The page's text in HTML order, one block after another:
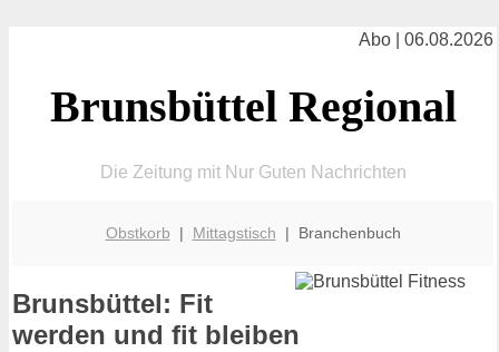
Abo | 06.08.2026
Brunsbüttel Regional
Die Zeitung mit Nur Guten Nachrichten
Obstkorb | Mittagstisch | Branchenbuch
Brunsbüttel: Fit
werden und fit bleiben